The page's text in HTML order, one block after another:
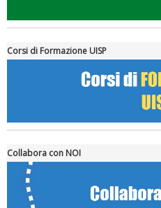
Corsi di Formazione UISP
Collabora con NOI